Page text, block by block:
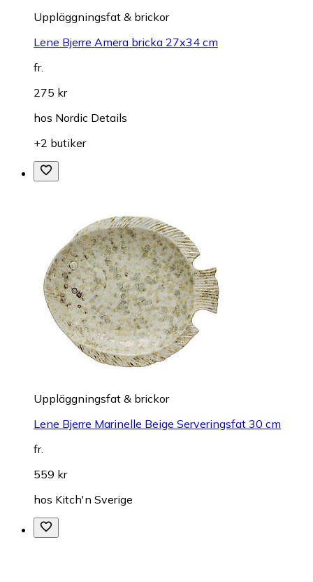
Uppläggningsfat & brickor
Lene Bjerre Amera bricka 27x34 cm
fr.
275 kr
hos Nordic Details
+2 butiker
Uppläggningsfat & brickor
Lene Bjerre Marinelle Beige Serveringsfat 30 cm
fr.
559 kr
hos Kitch'n Sverige